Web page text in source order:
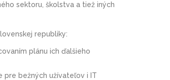
sektoru, školstva a tiež iných
republiky:
plánu ich ďalšieho
pre bežných užívateľov i IT